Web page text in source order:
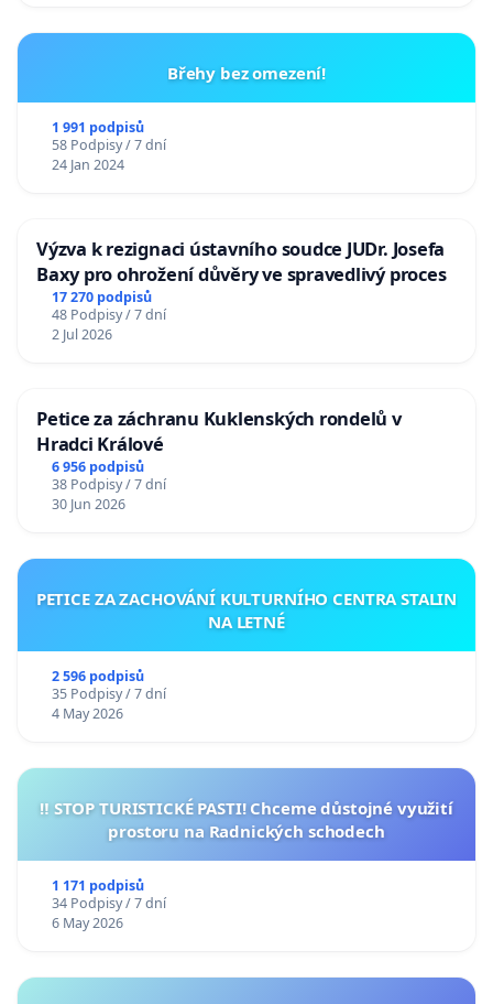
Břehy bez omezení!
1 991 podpisů
58 Podpisy / 7 dní
24 Jan 2024
Výzva k rezignaci ústavního soudce JUDr. Josefa
Baxy pro ohrožení důvěry ve spravedlivý proces
17 270 podpisů
48 Podpisy / 7 dní
2 Jul 2026
Petice za záchranu Kuklenských rondelů v
Hradci Králové
6 956 podpisů
38 Podpisy / 7 dní
30 Jun 2026
PETICE ZA ZACHOVÁNÍ KULTURNÍHO CENTRA STALIN
NA LETNÉ
2 596 podpisů
35 Podpisy / 7 dní
4 May 2026
‼️ STOP TURISTICKÉ PASTI! Chceme důstojné využití
prostoru na Radnických schodech
1 171 podpisů
34 Podpisy / 7 dní
6 May 2026